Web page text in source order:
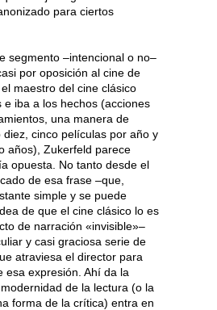
para ciertos
segmento –intencional o no–
por oposición al cine de
maestro del cine clásico
e iba a los hechos (acciones
una manera de
diez, cinco películas por año y
años), Zukerfeld parece
opuesta. No tanto desde el
de esa frase –que,
simple y se puede
de que el cine clásico lo es
de narración «invisible»–
y casi graciosa serie de
atraviesa el director para
esa expresión. Ahí da la
de la lectura (o la
forma de la crítica) entra en